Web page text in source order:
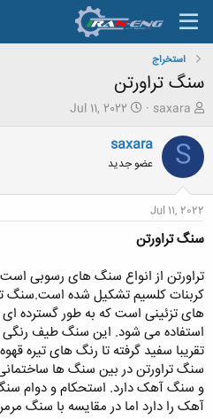
استخراج
سنگ تراورتن
ش
و
ع
ک
ه
ض
و
ع
saxara
ت
ر
خ
Jul 11, 2022
S
saxara
عضو جدید
Jul 11, 2022
سنگ تراورتن
تراورتن از انواع سنگ های رسوبی است
کربنات کلسیم تشکیل شده است.سنگ
های تزئینی است که به طور گسترده
استفاده می شود. این سنگ طیف رنگی
تقریبا سفید گرفته تا رنگ های تیره
سنگ تراورتن در بین سنگ ها
و سنگ آهک دارد. استحکام و دوام
آهک را دارد اما در مقایسه با سنگ